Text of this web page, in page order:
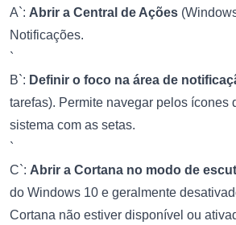
A`: Abrir a Central de Ações
Notificações.
`
B`: Definir o foco na área de
tarefas). Permite navegar pelos ícones
sistema com as setas.
`
C`: Abrir a Cortana no modo de
do Windows 10 e geralmente
Cortana não estiver disponível ou